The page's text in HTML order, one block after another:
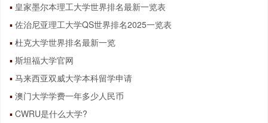
皇家墨尔本理工大学世界排名最新一览表
佐治尼亚理工大学QS世界排名2025一览表
杜克大学世界排名最新一览
斯坦福大学官网
马来西亚双威大学本科留学申请
澳门大学学费一年多少人民币
CWRU是什么大学?